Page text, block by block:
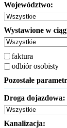
Województwo:
Wystawione w
faktura
odbiór osobisty
Pozostałe
Droga dojazdowa:
Kanalizacja: